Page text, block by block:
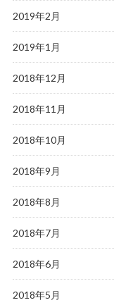
2019年2月
2019年1月
2018年12月
2018年11月
2018年10月
2018年9月
2018年8月
2018年7月
2018年6月
2018年5月